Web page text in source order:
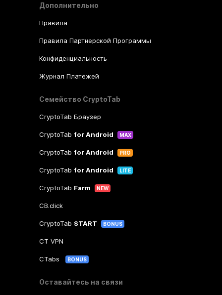
Дополнительно
Правила
Правила Партнерской Программы
Конфиденциальность
Журнал Платежей
Семейство CryptoTab
CryptoTab Браузер
CryptoTab for Android MAX
CryptoTab for Android PRO
CryptoTab for Android LITE
CryptoTab Farm NEW
CB.click
CryptoTab START BONUS
CT VPN
CTabs BONUS
Оставайтесь на связи